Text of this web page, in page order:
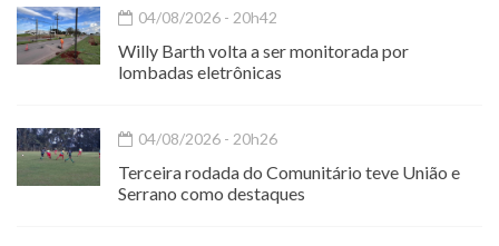
04/08/2026 - 20h42
Willy Barth volta a ser monitorada por
lombadas eletrônicas
04/08/2026 - 20h26
Terceira rodada do Comunitário teve União e
Serrano como destaques